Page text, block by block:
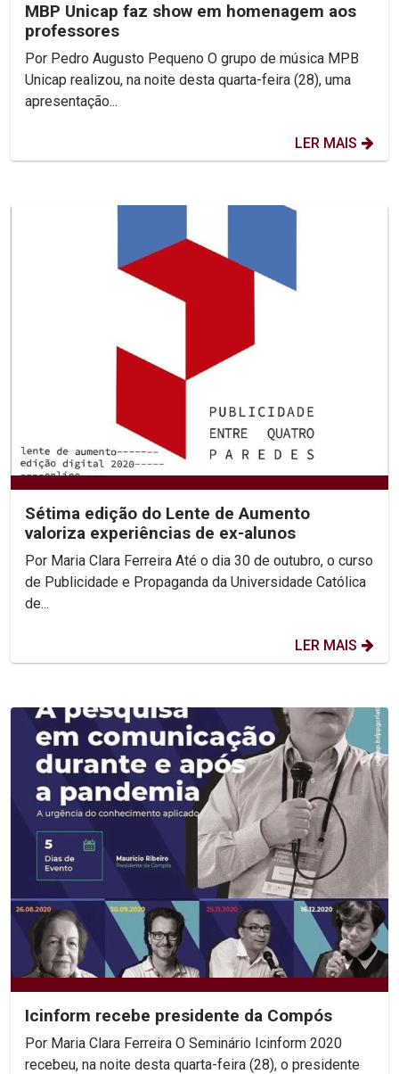
MBP Unicap faz show em homenagem aos
professores
Por Pedro Augusto Pequeno O grupo de música MPB
Unicap realizou, na noite desta quarta-feira (28), uma
apresentação...
LER MAIS
Sétima edição do Lente de Aumento
valoriza experiências de ex-alunos
Por Maria Clara Ferreira Até o dia 30 de outubro, o curso
de Publicidade e Propaganda da Universidade Católica
de...
LER MAIS
Icinform recebe presidente da Compós
Por Maria Clara Ferreira O Seminário Icinform 2020
recebeu, na noite desta quarta-feira (28), o presidente